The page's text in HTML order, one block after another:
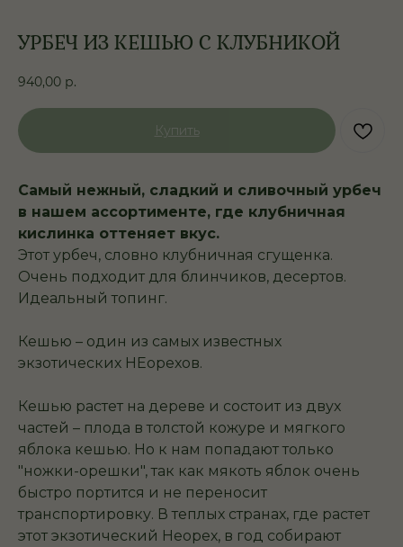
УРБЕЧ ИЗ КЕШЬЮ С КЛУБНИКОЙ
940,00 р.
Купить
Самый нежный, сладкий и сливочный урбеч
в нашем ассортименте, где клубничная
кислинка оттеняет вкус.
Этот урбеч, словно клубничная сгущенка.
Очень подходит для блинчиков, десертов.
Идеальный топинг.
Кешью – один из самых известных
экзотических НЕорехов.
Кешью растет на дереве и состоит из двух
частей – плода в толстой кожуре и мягкого
яблока кешью. Но к нам попадают только
"ножки-орешки", так как мякоть яблок очень
быстро портится и не переносит
транспортировку. В теплых странах, где растет
этот экзотический Неорех, в год собирают